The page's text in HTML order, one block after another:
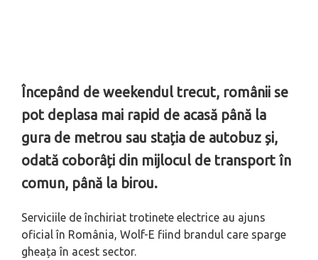
Începând de weekendul trecut, românii se
pot deplasa mai rapid de acasă până la
gura de metrou sau stația de autobuz și,
odată coborâți din mijlocul de transport în
comun, până la birou.
Serviciile de închiriat trotinete electrice au ajuns
oficial în România, Wolf-E fiind brandul care sparge
gheața în acest sector.